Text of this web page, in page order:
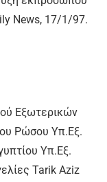
News, 17/1/97.
Εξωτερικών
Ρώσου Υπ.Εξ.
Υπ.Εξ.
Tarik Aziz